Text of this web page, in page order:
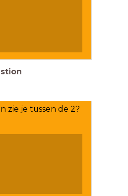
zie je tussen de 2?